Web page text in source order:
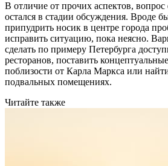
В отличие от прочих аспектов, вопрос
остался в стадии обсуждения. Вроде
припудрить носик в центре города
исправить ситуацию, пока неясно.
сделать по примеру Петербурга
ресторанов, поставить
поблизости от Карла Маркса или
подвальных помещениях.
Читайте также